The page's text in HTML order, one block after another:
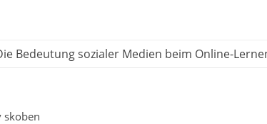
Bedeutung sozialer Medien beim Online-
skoben